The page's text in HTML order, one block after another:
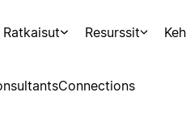
Ratkaisut Resurssit
Connections